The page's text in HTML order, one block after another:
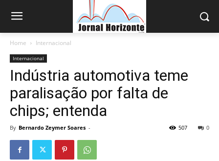
Home Internacional
Internacional
Indústria automotiva teme
paralisação por falta de
chips; entenda
By Bernardo Zeymer Soares - 0
507